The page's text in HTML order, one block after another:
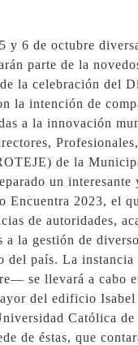
y 6 de octubre
parte de la
la celebración del
la intención de
a la innovación
de la
un interesante
Encuentra 2023, el
de autoridades,
a la gestión de
del país. La
se llevará a cabo
del edificio Isabel
Católica de
de éstas, que